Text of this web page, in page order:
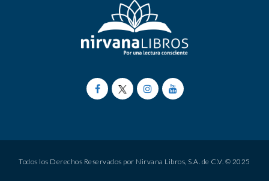
Todos los Derechos Reservados por Nirvana Libros, S.A. de C.V. © 2025